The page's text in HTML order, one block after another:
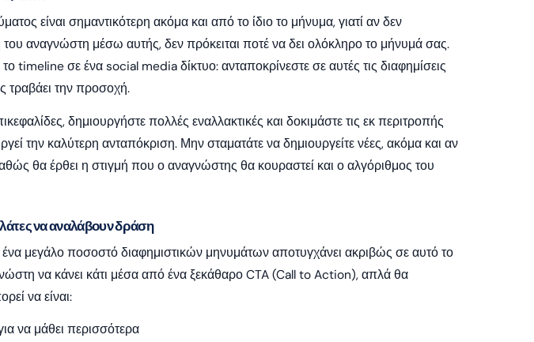
είναι σημαντικότερη ακόμα και από το ίδιο το μήνυμα, γιατί αν δεν
αναγνώστη μέσω αυτής, δεν πρόκειται ποτέ να δει ολόκληρο το μήνυμά σας.
το timeline σε ένα social media δίκτυο: ανταποκρίνεστε σε αυτές τις διαφημίσεις
τραβάει την προσοχή.
δημιουργήστε πολλές εναλλακτικές και δοκιμάστε τις εκ περιτροπής
την καλύτερη ανταπόκριση. Μην σταματάτε να δημιουργείτε νέες, ακόμα και αν
θα έρθει η στιγμή που ο αναγνώστης θα κουραστεί και ο αλγόριθμος του
να αναλάβουν δράση
μεγάλο ποσοστό διαφημιστικών μηνυμάτων αποτυγχάνει ακριβώς σε αυτό το
να κάνει κάτι μέσα από ένα ξεκάθαρο CTA (Call to Action), απλά θα
να είναι:
να μάθει περισσότερα